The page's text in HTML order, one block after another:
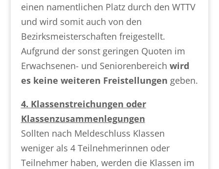
einen namentlichen Platz durch den WTTV
und wird somit auch von den
Bezirksmeisterschaften freigestellt.
Aufgrund der sonst geringen Quoten im
Erwachsenen- und Seniorenbereich wird
es keine weiteren Freistellungen geben.
4. Klassenstreichungen oder
Klassenzusammenlegungen
Sollten nach Meldeschluss Klassen
weniger als 4 Teilnehmerinnen oder
Teilnehmer haben, werden die Klassen im